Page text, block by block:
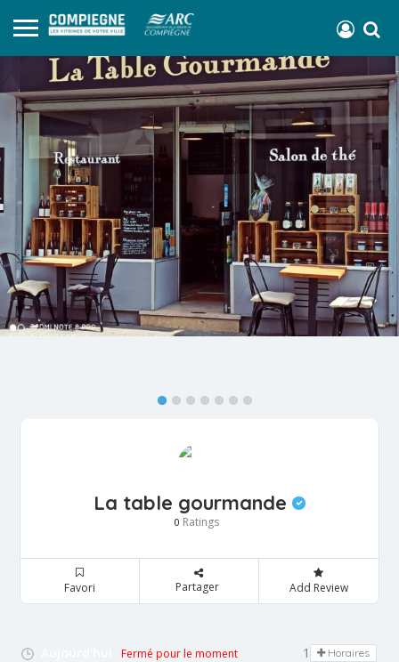
La table gourmande
0 Ratings
Favori Partager Add Review
Fermé pour le moment 12:00 - 13:30
Horaires